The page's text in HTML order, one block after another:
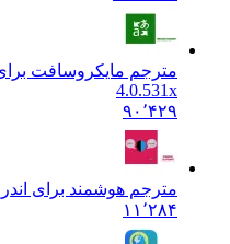
مترجم مایکروسافت برای
4.0.531x
۹۰٬۴۲۹
مترجم هوشمند برای
۱۱٬۲۸۴